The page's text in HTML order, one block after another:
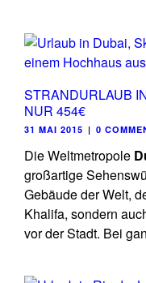
STRANDURLAUB
NUR 454€
31 MAI 2015 | 0
Die Weltmetropole
großartige
Gebäude der Welt,
Khalifa, sondern
vor der Stadt. Bei